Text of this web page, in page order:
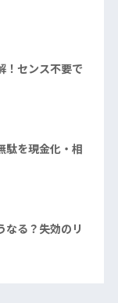
！センス不要で
駄を現金化・相
なる？失効のリ